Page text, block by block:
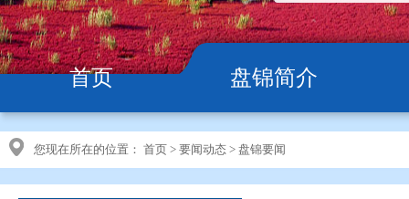
首页 盘锦简介
您现在所在的位置： 首页 > 要闻动态 > 盘锦要闻